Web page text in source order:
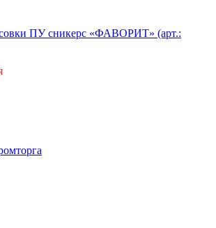
ПУ сникерс «ФАВОРИТ» (арт.: